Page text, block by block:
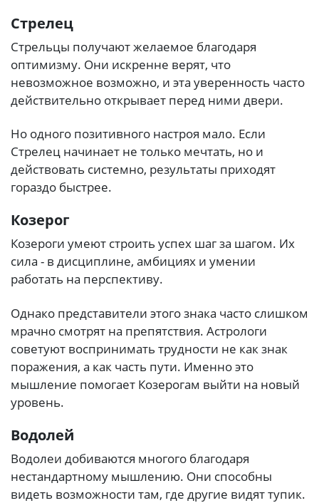
Стрелец
Стрельцы получают желаемое благодаря
оптимизму. Они искренне верят, что
невозможное возможно, и эта уверенность часто
действительно открывает перед ними двери.
Но одного позитивного настроя мало. Если
Стрелец начинает не только мечтать, но и
действовать системно, результаты приходят
гораздо быстрее.
Козерог
Козероги умеют строить успех шаг за шагом. Их
сила - в дисциплине, амбициях и умении
работать на перспективу.
Однако представители этого знака часто слишком
мрачно смотрят на препятствия. Астрологи
советуют воспринимать трудности не как знак
поражения, а как часть пути. Именно это
мышление помогает Козерогам выйти на новый
уровень.
Водолей
Водолеи добиваются многого благодаря
нестандартному мышлению. Они способны
видеть возможности там, где другие видят тупик.